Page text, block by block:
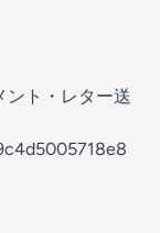
ント・レター送